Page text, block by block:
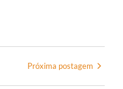
Próxima postagem